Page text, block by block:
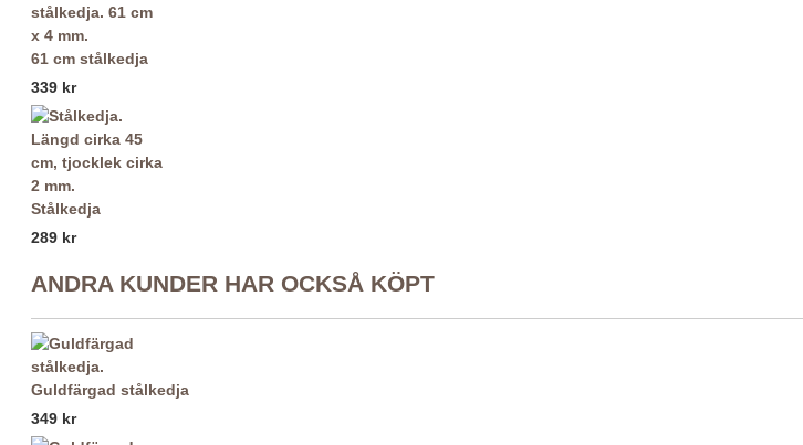
61 cm stålkedja
339 kr
Stålkedja
289 kr
ANDRA KUNDER HAR OCKSÅ KÖPT
Guldfärgad stålkedja
349 kr